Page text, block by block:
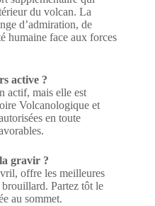
du volcan. La
d’admiration, de
humaine face aux forces
active ?
actif, mais elle est
Volcanologique et
en toute
gravir ?
offre les meilleures
Partez tôt le
au sommet.